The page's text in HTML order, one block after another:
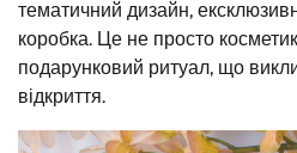
тематичний дизайн,
коробка. Це не просто
подарунковий ритуал, що
відкриття.